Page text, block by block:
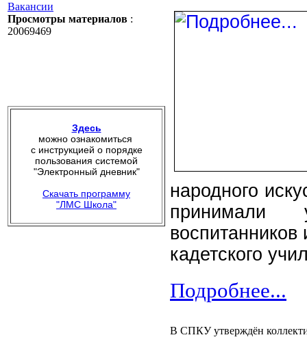
Вакансии
Просмотры материалов :
20069469
Здесь
можно ознакомиться
с инструкцией о порядке
пользования системой
"Электронный дневник"
Скачать программу
"ЛМС Школа"
народного
принимали
воспитанников
кадетского
Подробнее...
В СПКУ утверждён